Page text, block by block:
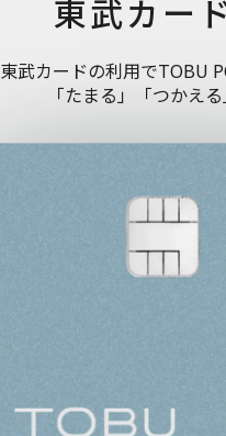
東武カー
東武カードの利用でTOBU
「たまる」「つかえる